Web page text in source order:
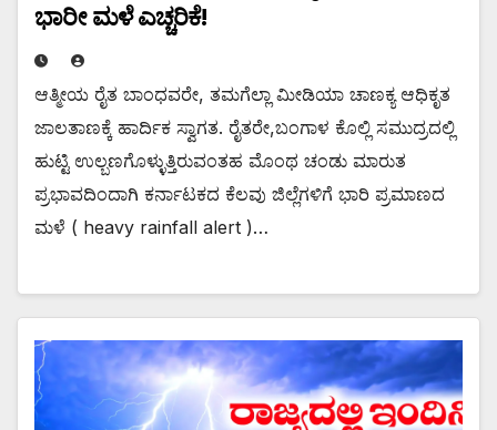
ಭಾರೀ ಮಳೆ ಎಚ್ಚರಿಕೆ!
ಆತ್ಮೀಯ ರೈತ ಬಾಂಧವರೇ, ತಮಗೆಲ್ಲಾ ಮೀಡಿಯಾ ಚಾಣಕ್ಯ ಆಧಿಕೃತ
ಜಾಲತಾಣಕ್ಕೆ ಹಾರ್ದಿಕ ಸ್ವಾಗತ. ರೈತರೇ,ಬಂಗಾಳ ಕೊಲ್ಲಿ ಸಮುದ್ರದಲ್ಲಿ
ಹುಟ್ಟಿ ಉಲ್ಬಣಗೊಳ್ಳುತ್ತಿರುವಂತಹ ಮೊಂಥ ಚಂಡು ಮಾರುತ
ಪ್ರಭಾವದಿಂದಾಗಿ ಕರ್ನಾಟಕದ ಕೆಲವು ಜಿಲ್ಲೆಗಳಿಗೆ ಭಾರಿ ಪ್ರಮಾಣದ
ಮಳೆ ( heavy rainfall alert )…